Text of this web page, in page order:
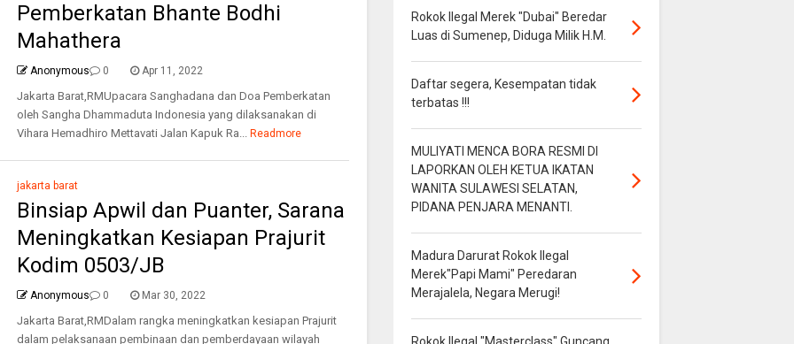
Pemberkatan Bhante Bodhi
Mahathera
Anonymous 0 Apr 11, 2022
Jakarta Barat,RMUpacara Sanghadana dan Doa Pemberkatan
oleh Sangha Dhammaduta Indonesia yang dilaksanakan di
Vihara Hemadhiro Mettavati Jalan Kapuk Ra... Readmore
jakarta barat
Binsiap Apwil dan Puanter, Sarana
Meningkatkan Kesiapan Prajurit
Kodim 0503/JB
Anonymous 0 Mar 30, 2022
Jakarta Barat,RMDalam rangka meningkatkan kesiapan Prajurit
dalam pelaksanaan pembinaan dan pemberdayaan wilayah
Rokok Ilegal Merek "Dubai" Beredar
Luas di Sumenep, Diduga Milik H.M.
Daftar segera, Kesempatan tidak
terbatas !!!
MULIYATI MENCA BORA RESMI DI
LAPORKAN OLEH KETUA IKATAN
WANITA SULAWESI SELATAN,
PIDANA PENJARA MENANTI.
Madura Darurat Rokok Ilegal
Merek"Papi Mami" Peredaran
Merajalela, Negara Merugi!
Rokok Ilegal "Masterclass" Guncang